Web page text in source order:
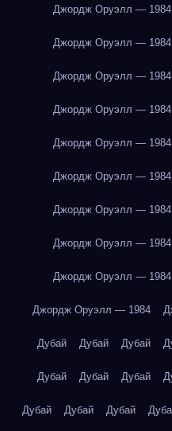
Джордж Оруэлл — 1984
Джордж Оруэлл — 1984
Джордж Оруэлл — 1984
Джордж Оруэлл — 1984
Джордж Оруэлл — 1984
Джордж Оруэлл — 1984
Джордж Оруэлл — 1984
Джордж Оруэлл — 1984
Джордж Оруэлл — 1984
Джордж Оруэлл — 1984
Дубай Дубай Дубай
Дубай Дубай Дубай
Дубай Дубай Дубай